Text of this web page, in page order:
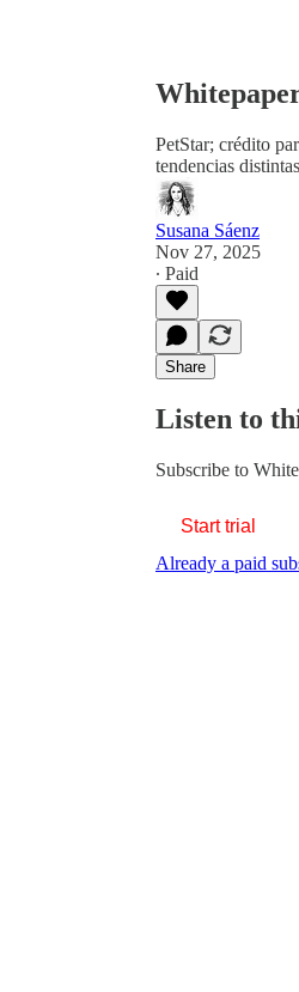
PetStar; crédito
tendencias
Susana Sáenz
Nov 27, 2025
∙ Paid
Share
Listen to
Subscribe to
Start trial
Already a paid